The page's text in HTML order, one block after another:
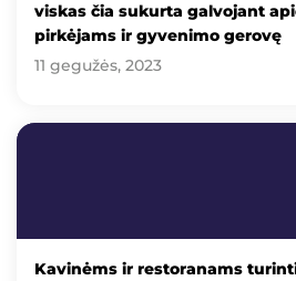
viskas čia sukurta galvojant
pirkėjams ir gyvenimo gerovę
11 gegužės, 2023
Kavinėms ir restoranams